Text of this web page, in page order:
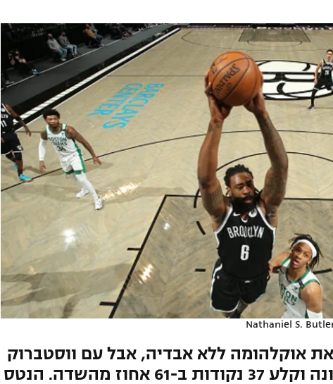
הפועל תל אביב
הפועל חיפה
הפועל באר שבע
מכבי נתניה
בני יהודה
ליגה סינית
ליגה ברזילאית
ליגות נוספות
Nathaniel S.
הוויזארדס הביסו 109:129 את אוקלהומה ללא אבדיה, אבל עם ווסטברוק
שרשם טריפל דאבל 28 העונה וקלע 37 נקודות ב-61 אחוז מהשדה. הנטס